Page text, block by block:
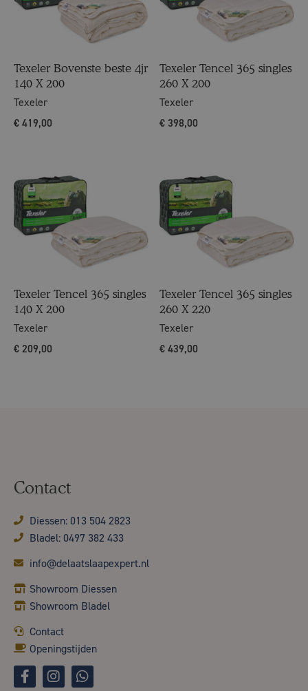
Texeler Bovenste beste 4jr
140 X 200
Texeler
€ 419,00
Texeler Tencel 365 singles
260 X 200
Texeler
€ 398,00
Texeler Tencel 365 singles
140 X 200
Texeler
€ 209,00
Texeler Tencel 365 singles
260 X 220
Texeler
€ 439,00
Contact
Diessen: 013 504 2823
Bladel: 0497 382 433
info@delaatslaapexpert.nl
Showroom Diessen
Showroom Bladel
Contact
Openingstijden